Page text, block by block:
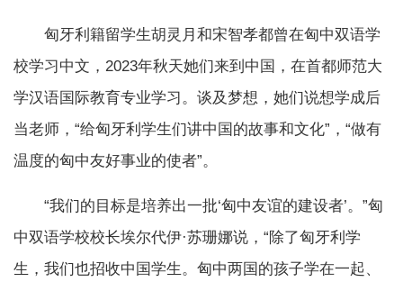
匈牙利籍留学生胡灵月和宋智孝都曾在匈中双语学
校学习中文，2023年秋天她们来到中国，在首都师范大
学汉语国际教育专业学习。谈及梦想，她们说想学成后
当老师，“给匈牙利学生们讲中国的故事和文化”，“做有
温度的匈中友好事业的使者”。
“我们的目标是培养出一批‘匈中友谊的建设者’。”匈
中双语学校校长埃尔代伊·苏珊娜说，“除了匈牙利学
生，我们也招收中国学生。匈中两国的孩子学在一起、